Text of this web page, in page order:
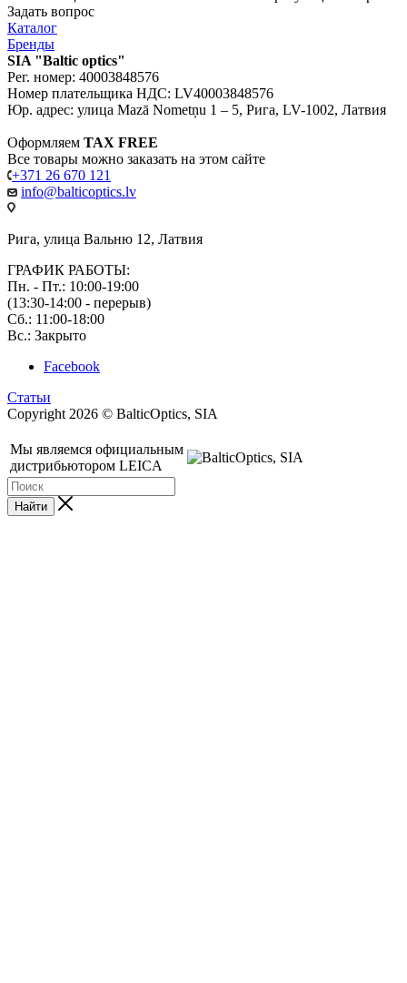
Задать вопрос
Каталог
Бренды
SIA "Baltic optics"
Рег. номер: 40003848576
Номер плательщика НДС: LV40003848576
Юр. адрес: улица Mazā Nometņu 1 – 5, Рига, LV-1002, Латвия
Оформляем TAX FREE
Все товары можно заказать на этом сайте
+371 26 670 121
info@balticoptics.lv
Рига, улица Вальню 12, Латвия
ГРАФИК РАБОТЫ:
Пн. - Пт.: 10:00-19:00
(13:30-14:00 - перерыв)
Сб.: 11:00-18:00
Вс.: Закрыто
Facebook
Статьи
Copyright 2026 © BalticOptics, SIA
Мы являемся официальным
дистрибьютором LEICA
Найти